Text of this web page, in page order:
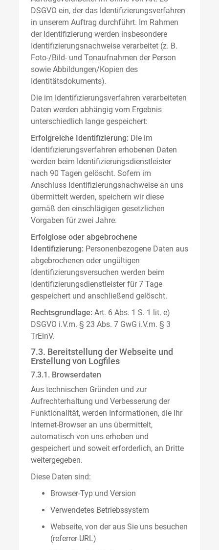
DSGVO ein, der das Identifizierungsverfahren
in unserem Auftrag durchführt. Im Rahmen
der Identifizierung werden insbesondere
Identifizierungsnachweise verarbeitet (z. B.
Foto-/Bild- und Tonaufnahmen der Person
sowie Abbildungen/Kopien des
Identitätsdokuments).
Die im Identifizierungsverfahren verarbeiteten
Daten werden abhängig vom Ergebnis
unterschiedlich lange gespeichert:
Erfolgreiche Identifizierung: Die im
Identifizierungsverfahren erhobenen Daten
werden beim Identifizierungsdienstleister
nach 90 Tagen gelöscht. Sofern im
Anschluss Identifizierungsnachweise an uns
übermittelt werden, speichern wir diese
gemäß den einschlägigen gesetzlichen
Vorgaben für zwei Jahre.
Erfolglose oder abgebrochene
Identifizierung: Personenbezogene Daten aus
abgebrochenen oder ungültigen
Identifizierungsversuchen werden beim
Identifizierungsdienstleister für 7 Tage
gespeichert und anschließend gelöscht.
Rechtsgrundlage: Art. 6 Abs. 1 S. 1 lit. e)
DSGVO i.V.m. § 23 Abs. 7 GwG i.V.m. § 3
TrEinV.
7.3. Bereitstellung der Webseite und
Erstellung von Logfiles
7.3.1. Browserdaten
Aus technischen Gründen und zur
Aufrechterhaltung und Verbesserung der
Funktionalität, werden Informationen, die Ihr
Internet-Browser an uns übermittelt,
automatisch von uns erhoben und
gespeichert und soweit erforderlich, an Dritte
weitergegeben.
Diese Daten sind:
Browser-Typ und Version
Verwendetes Betriebssystem
Webseite, von der aus Sie uns besuchen
(referrer-URL)